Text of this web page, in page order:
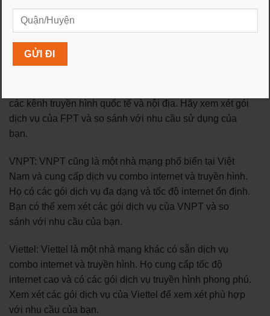
địa lý và các yếu tố khác. Dưới đây là một số nhà mạng
phổ biến mà bạn có thể xem xét:
FPT: FPT cung cấp dịch vụ combo internet và truyền
các kênh truyền hình quốc tế và nội địa. Hãy xem xét gói
dịch vụ của FPT và so sánh với nhu cầu sử dụng của
bạn.
VNPT: VNPT cũng là một nhà mạng phổ biến tại Việt
Nam và cung cấp dịch vụ combo internet và truyền hình.
Họ có các gói dịch vụ đa dạng và tốc độ internet ổn định.
Bạn có thể xem xét các gói dịch vụ của VNPT và so
sánh với nhu cầu của bạn.
Viettel: Viettel là một nhà mạng khác có sẵn dịch vụ
combo internet và truyền hình. Họ cung cấp tốc độ
internet cao và có các gói dịch vụ truyền hình phong phú.
Xem xét các gói dịch vụ của Viettel để xem xét phù hợp
với nhu cầu của bạn.